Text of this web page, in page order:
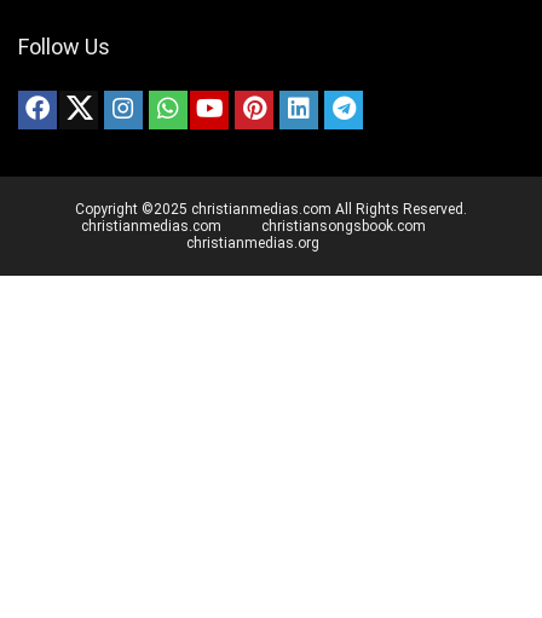
Follow Us
Copyright ©2025 christianmedias.com All Rights Reserved.
christianmedias.com
christiansongsbook.com
christianmedias.org